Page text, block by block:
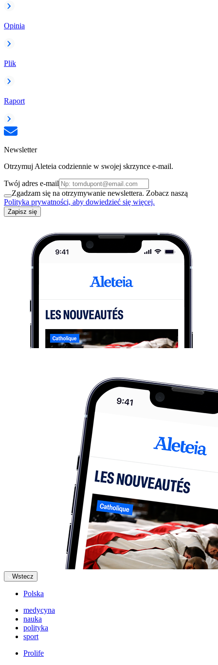
Opinia
Plik
Raport
Newsletter
Otrzymuj Aleteia codziennie w swojej skrzynce e-mail.
Twój adres e-mail
Zgadzam się na otrzymywanie newslettera. Zobacz naszą
Polityka prywatności, aby dowiedzieć się więcej.
Zapisz się
Wstecz
Polska
medycyna
nauka
polityka
sport
Prolife